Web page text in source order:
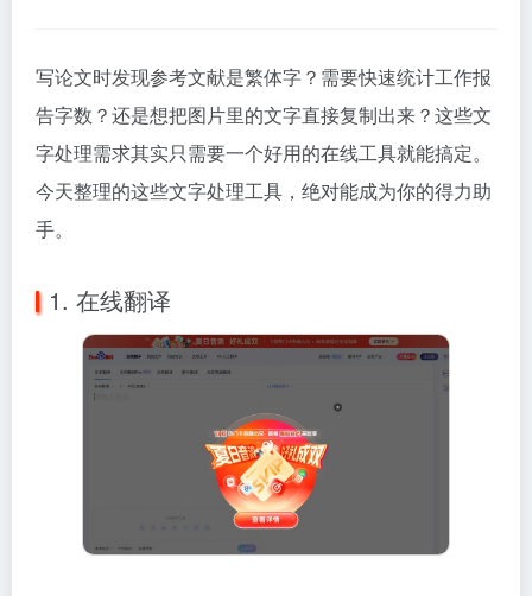
写论文时发现参考文献是繁体字？需要快速统计工作报
告字数？还是想把图片里的文字直接复制出来？这些文
字处理需求其实只需要一个好用的在线工具就能搞定。
今天整理的这些文字处理工具，绝对能成为你的得力助
手。
1. 在线翻译